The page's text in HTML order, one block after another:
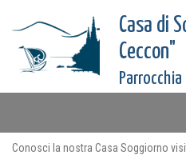
Casa di
Ceccon"
Parrocchia
Conosci la nostra Casa Soggiorno